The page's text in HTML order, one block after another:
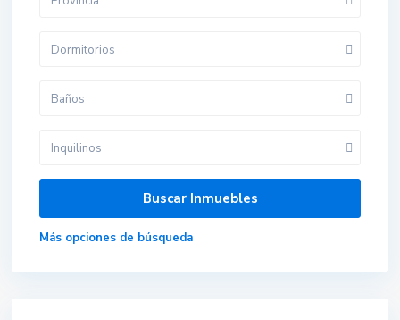
Dormitorios
Baños
Inquilinos
Más opciones de búsqueda